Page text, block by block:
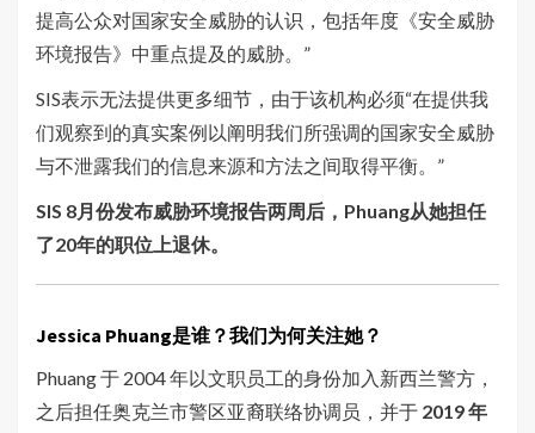
提高公众对国家安全威胁的认识，包括年度《安全威胁
环境报告》中重点提及的威胁。”
SIS表示无法提供更多细节，由于该机构必须“在提供我
们观察到的真实案例以阐明我们所强调的国家安全威胁
与不泄露我们的信息来源和方法之间取得平衡。”
SIS 8月份发布威胁环境报告两周后，Phuang从她担任
了20年的职位上退休。
Jessica Phuang是谁？我们为何关注她？
Phuang 于 2004 年以文职员工的身份加入新西兰警方，
之后担任奥克兰市警区亚裔联络协调员，并于 2019 年